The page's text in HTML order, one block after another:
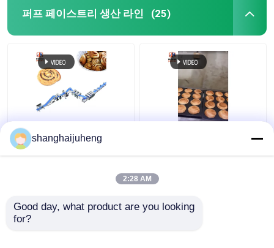
퍼프 페이스트리 생산 라인 (25)
상업용 고 용량 자동 펄
프 페이스트리 생산 라
12000 pcs/H 높은 생산
shanghaijuheng
2:28 AM
Good day, what product are you looking
for?